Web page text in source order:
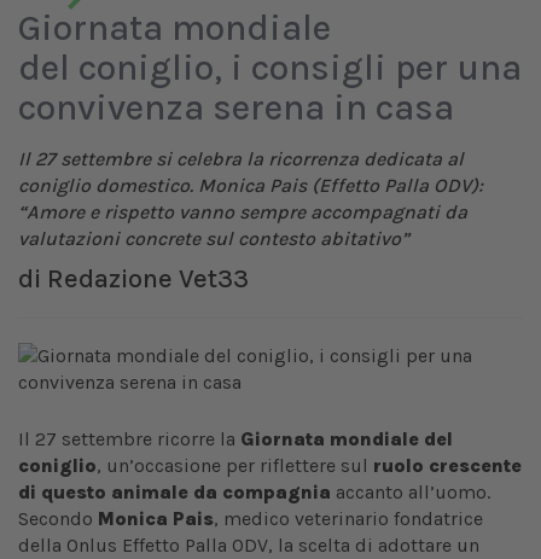
Giornata mondiale
del coniglio, i consigli per una
convivenza serena in casa
Il 27 settembre si celebra la ricorrenza dedicata al
coniglio domestico. Monica Pais (Effetto Palla ODV):
“Amore e rispetto vanno sempre accompagnati da
valutazioni concrete sul contesto abitativo”
di Redazione Vet33
Il 27 settembre ricorre la Giornata mondiale del
coniglio, un’occasione per riflettere sul ruolo crescente
di questo animale da compagnia accanto all’uomo.
Secondo Monica Pais, medico veterinario fondatrice
della Onlus Effetto Palla ODV, la scelta di adottare un